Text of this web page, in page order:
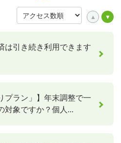
は引き続き利用できます
プラン」】年末調整で一
対象ですか？個人...